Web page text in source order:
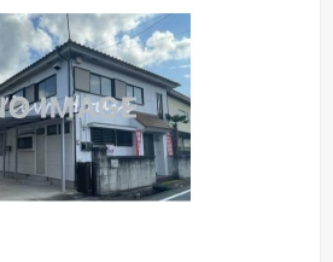
任意です。
ン例」が表記してある時、そのプラン例は特定の建築請
社以外で建てた場合、同様のものが同価格で建てられる
特定するものではありません。
建築する建物の建築請負契約が、一定期間内に成立する
とをいいます。建築請負契約成立に向けて設計プランを
望する建物の設計協議をするために必要な相当の期間の
望を満たすプランが実現できたかどうかにより結論を出
度とされています。納得のいくプランが出来ず、建築請
約は白紙に戻り、土地契約にかかった代金（土地代金、
ず、全て返却されます。
おいては「消費税を除いた建物価格」と「土地価格」の